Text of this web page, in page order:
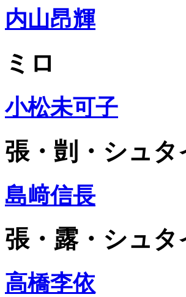
内山昂輝
ミロ
小松未可子
張・剴・シュタ
島﨑信長
張・露・シュタ
高橋李依